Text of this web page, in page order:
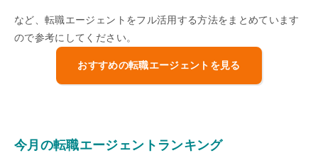
など、転職エージェントをフル活用する方法をまとめています
ので参考にしてください。
おすすめの転職エージェントを見る
今月の転職エージェントランキング